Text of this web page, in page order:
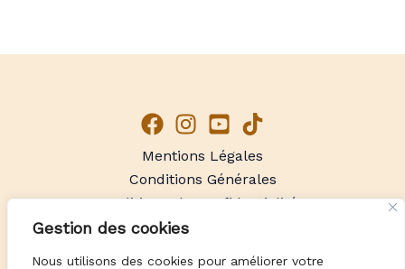
Gestion des cookies
Nous utilisons des cookies pour améliorer votre
Mentions Légales
Conditions Générales
Politique de Confidentialité
Pyro'Art
66 CERET - Pyrénées-Orientales